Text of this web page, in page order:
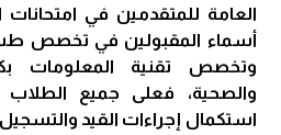
العامة للمتقدمين في
أسماء المقبولين في تخصص طب
وتخصص تقنية المعلومات
والصحية، فعلى جميع الطلاب
استكمال إجراءات القيد